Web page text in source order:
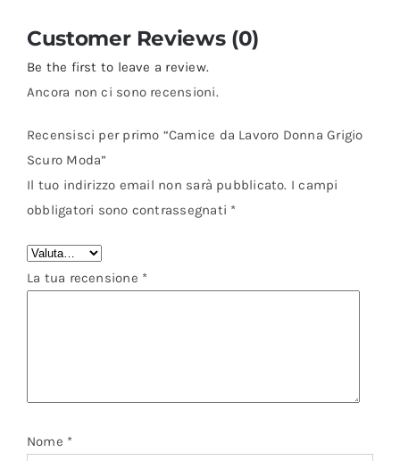
Customer Reviews (0)
Be the first to leave a review.
Ancora non ci sono recensioni.
Recensisci per primo “Camice da Lavoro Donna Grigio
Scuro Moda”
Il tuo indirizzo email non sarà pubblicato. I campi
obbligatori sono contrassegnati *
La tua recensione *
Nome *